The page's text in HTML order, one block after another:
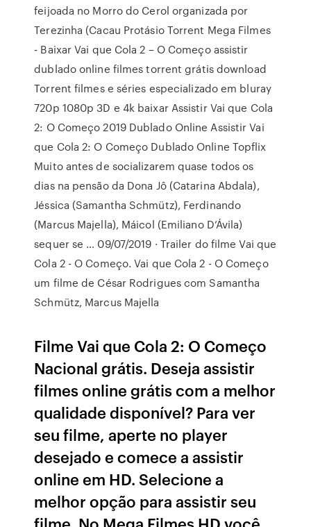
feijoada no Morro do Cerol organizada por
Terezinha (Cacau Protásio Torrent Mega Filmes
- Baixar Vai que Cola 2 – O Começo assistir
dublado online filmes torrent grátis download
Torrent filmes e séries especializado em bluray
720p 1080p 3D e 4k baixar Assistir Vai que Cola
2: O Começo 2019 Dublado Online Assistir Vai
que Cola 2: O Começo Dublado Online Topflix
Muito antes de socializarem quase todos os
dias na pensão da Dona Jô (Catarina Abdala),
Jéssica (Samantha Schmütz), Ferdinando
(Marcus Majella), Máicol (Emiliano D’Ávila)
sequer se … 09/07/2019 · Trailer do filme Vai que
Cola 2 - O Começo. Vai que Cola 2 - O Começo
um filme de César Rodrigues com Samantha
Schmütz, Marcus Majella
Filme Vai que Cola 2: O Começo
Nacional grátis. Deseja assistir
filmes online grátis com a melhor
qualidade disponível? Para ver
seu filme, aperte no player
desejado e comece a assistir
online em HD. Selecione a
melhor opção para assistir seu